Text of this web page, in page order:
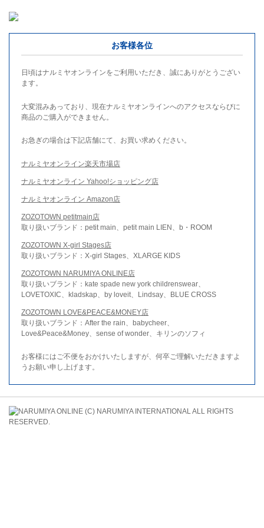
お客様各位
日頃はナルミヤオンラインをご利用いただき、誠にありがとうござい
ます。
大変混みあっており、現在ナルミヤオンラインへのアクセスならびに
商品のご購入ができません。
お急ぎの場合は下記店舗にて、お買い求めください。
ナルミヤオンライン楽天市場店
ナルミヤオンライン Yahoo!ショッピング店
ナルミヤオンライン Amazon店
ZOZOTOWN petitmain店
取り扱いブランド：petit main、petit main LIEN、b・ROOM
ZOZOTOWN X-girl Stages店
取り扱いブランド：X-girl Stages、XLARGE KIDS
ZOZOTOWN NARUMIYA ONLINE店
取り扱いブランド：kate spade new york childrenswear、
LOVETOXIC、kladskap、by loveit、Lindsay、BLUE CROSS
ZOZOTOWN LOVE&PEACE&MONEY店
取り扱いブランド：After the rain、babycheer、
Love&Peace&Money、sense of wonder、キリンのソフィ
お客様にはご不便をおかけいたしますが、何卒ご理解いただきますよ
うお願い申し上げます。